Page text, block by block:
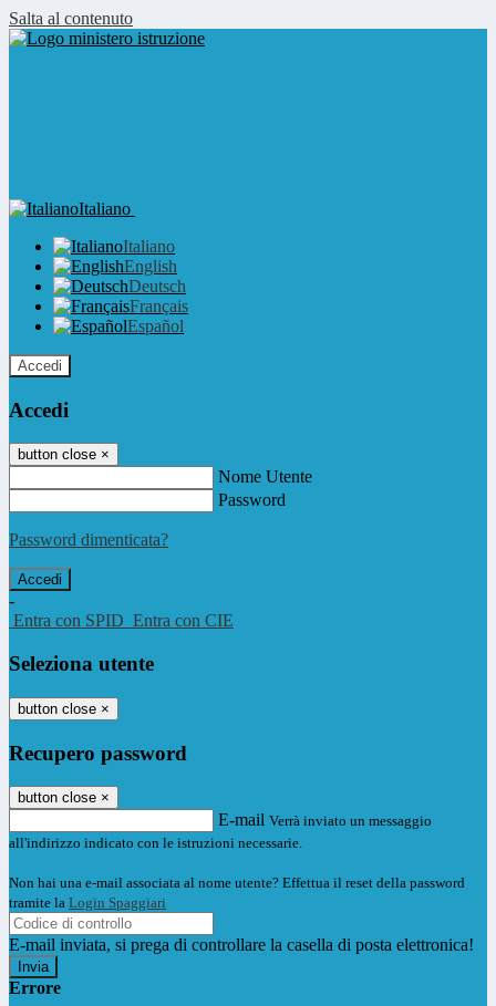
Salta al contenuto
Italiano
Italiano
English
Deutsch
Français
Español
Accedi
Accedi
button close ×
Nome Utente
Password
Password dimenticata?
-
Entra con SPID Entra con CIE
Seleziona utente
button close ×
Recupero password
button close ×
E-mail Verrà inviato un messaggio
all'indirizzo indicato con le istruzioni necessarie.
Non hai una e-mail associata al nome utente? Effettua il reset della password
tramite la Login Spaggiari
E-mail inviata, si prega di controllare la casella di posta elettronica!
Errore